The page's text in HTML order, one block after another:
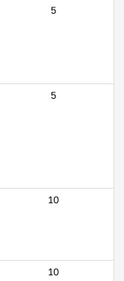
5
5
10
10